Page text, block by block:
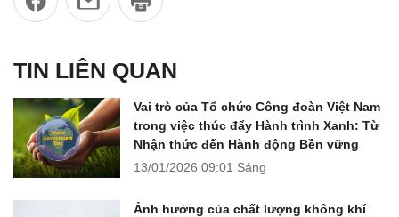
TIN LIÊN QUAN
Vai trò của Tổ chức Công đoàn Việt Nam
trong việc thúc đẩy Hành trình Xanh: Từ
Nhận thức đến Hành động Bền vững
13/01/2026 09:01 Sáng
Ảnh hưởng của chất lượng không khí